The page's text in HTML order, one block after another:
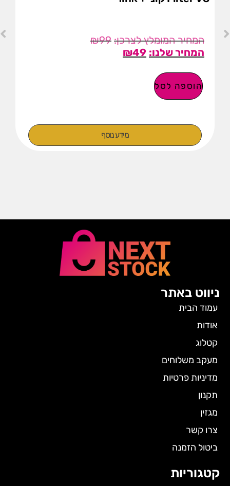
₪99
₪49
הוספה לסל
מידע נוסף
ניווט באתר
עמוד הבית
אודות
קטלוג
מעקב משלוחים
מדיניות פרטיות
תקנון
מגזין
צרו קשר
ביטול הזמנה
קטגוריות